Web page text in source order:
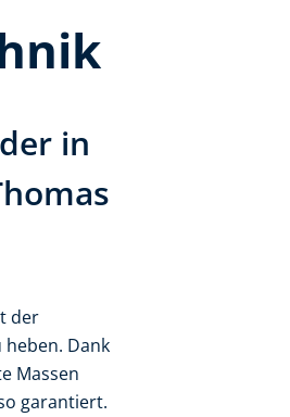
in
der
heben. Dank
Massen
garantiert.